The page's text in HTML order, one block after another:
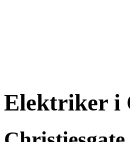
Elektriker i